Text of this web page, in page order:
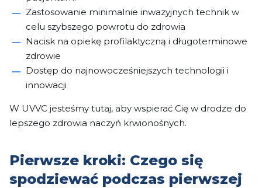
Zastosowanie minimalnie inwazyjnych technik w
celu szybszego powrotu do zdrowia
Nacisk na opiekę profilaktyczną i długoterminowe
zdrowie
Dostęp do najnowocześniejszych technologii i
innowacji
W UVVC jesteśmy tutaj, aby wspierać Cię w drodze do
lepszego zdrowia naczyń krwionośnych.
Pierwsze kroki: Czego się
spodziewać podczas pierwszej